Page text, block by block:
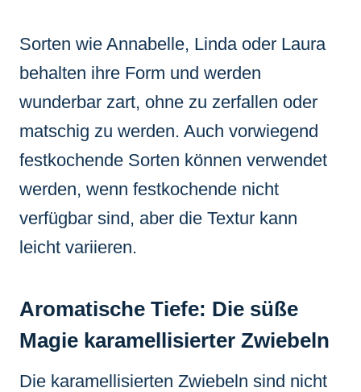
Sorten wie Annabelle, Linda oder Laura
behalten ihre Form und werden
wunderbar zart, ohne zu zerfallen oder
matschig zu werden. Auch vorwiegend
festkochende Sorten können verwendet
werden, wenn festkochende nicht
verfügbar sind, aber die Textur kann
leicht variieren.
Aromatische Tiefe: Die süße
Magie karamellisierter Zwiebeln
Die karamellisierten Zwiebeln sind nicht